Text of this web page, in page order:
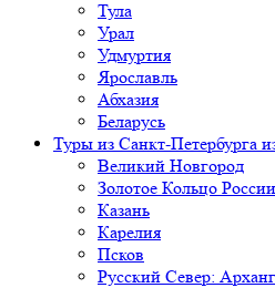
Тула
Урал
Удмуртия
Ярославль
Абхазия
Беларусь
Туры из Санкт-Петербурга
Великий Новгород
Золотое Кольцо России
Казань
Карелия
Псков
Русский Север: